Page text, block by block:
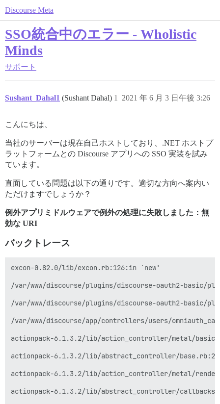
Discourse Meta
SSO統合中のエラー - Wholistic
Minds
サポート
Sushant_Dahal1 (Sushant Dahal) 2021 年 6 月 3 日午後 3:26
1
こんにちは、
当社のサーバーは現在自己ホストしており、.NET ホストプ
ラットフォームとの Discourse アプリへの SSO 実装を試み
ています。
直面している問題は以下の通りです。適切な方向へ案内い
ただけますでしょうか？
例外アプリミドルウェアで例外の処理に失敗しました：無
効な URI
バックトレース
excon-0.82.0/lib/excon.rb:126:in `new'
/var/www/discourse/plugins/discourse-oauth2-basic/
/var/www/discourse/plugins/discourse-oauth2-basic/
/var/www/discourse/app/controllers/users/
actionpack-6.1.3.2/lib/action_controller/metal/
actionpack-6.1.3.2/lib/abstract_controller/
actionpack-6.1.3.2/lib/action_controller/metal/
actionpack-6.1.3.2/lib/abstract_controller/